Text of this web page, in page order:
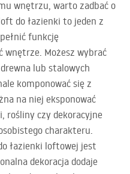
wnętrzu, warto zadbać o
do łazienki to jeden z
funkcję
wnętrze. Możesz wybrać
lub stalowych
komponować się z
na niej eksponować
rośliny czy dekoracyjne
charakteru.
łazienki loftowej jest
dekoracja dodaje